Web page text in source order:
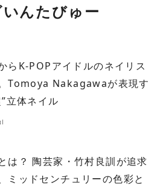
んたびゅー
らK-POPアイドルのネイリス
Tomoya Nakagawaが表現す
”立体ネイル
は？ 陶芸家・竹村良訓が追求
ミッドセンチュリーの色彩と